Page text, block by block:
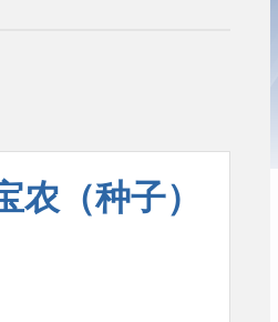
（种子）